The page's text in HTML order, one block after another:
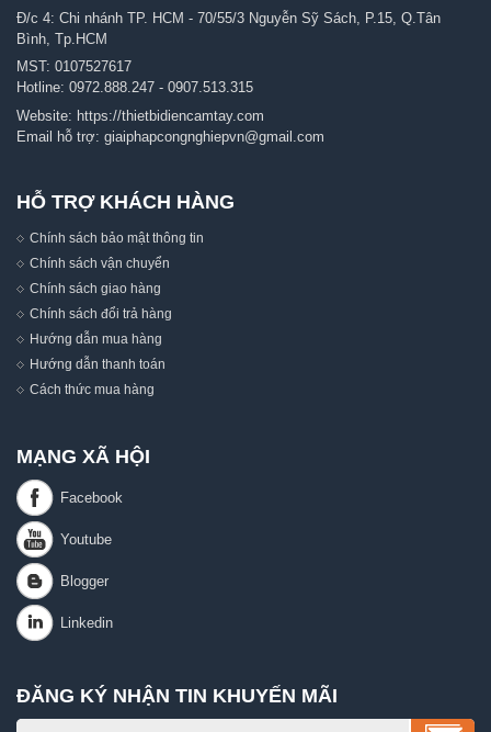
Đ/c 4: Chi nhánh TP. HCM - 70/55/3 Nguyễn Sỹ Sách, P.15, Q.Tân
Bình, Tp.HCM
MST: 0107527617
Hotline: 0972.888.247 - 0907.513.315
Website: https://thietbidiencamtay.com
Email hỗ trợ: giaiphapcongnghiepvn@gmail.com
HỖ TRỢ KHÁCH HÀNG
Chính sách bảo mật thông tin
Chính sách vận chuyển
Chính sách giao hàng
Chính sách đổi trả hàng
Hướng dẫn mua hàng
Hướng dẫn thanh toán
Cách thức mua hàng
MẠNG XÃ HỘI
ĐĂNG KÝ NHẬN TIN KHUYẾN MÃI